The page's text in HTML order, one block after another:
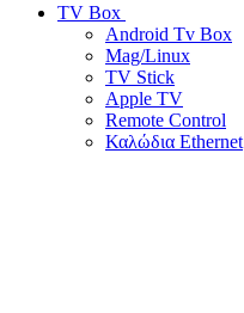
TV Box
Android Tv Box
Mag/Linux
TV Stick
Apple TV
Remote Control
Καλώδια Ethernet